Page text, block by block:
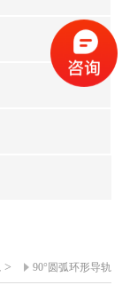
> 90°圆弧环形导轨